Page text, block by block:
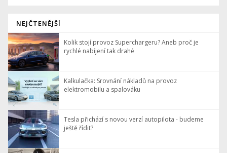
NEJČTENĚJŠÍ
Kolik stojí provoz Superchargeru? Aneb proč je
rychlé nabíjení tak drahé
Kalkulačka: Srovnání nákladů na provoz
elektromobilu a spalováku
Tesla přichází s novou verzí autopilota - budeme
ještě řídit?